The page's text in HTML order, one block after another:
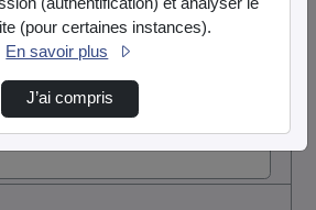
(pour certaines instances).
En savoir plus
J’ai compris